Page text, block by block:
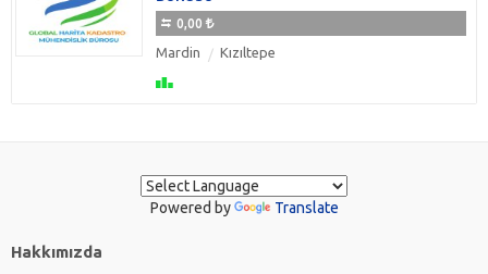
0,00
Mardin Kızıltepe
Powered by Translate
Hakkımızda